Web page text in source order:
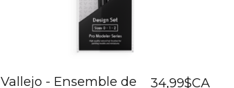
Vallejo - Ensemble de
34,99$CA